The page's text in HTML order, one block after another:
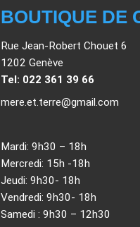
BOUTIQUE DE
Rue Jean-Robert Chouet 6
1202 Genève
Tel: 022 361 39 66
mere.et.terre@gmail.com
Mardi: 9h30 – 18h
Mercredi: 15h -18h
Jeudi: 9h30- 18h
Vendredi: 9h30- 18h
Samedi : 9h30 – 12h30